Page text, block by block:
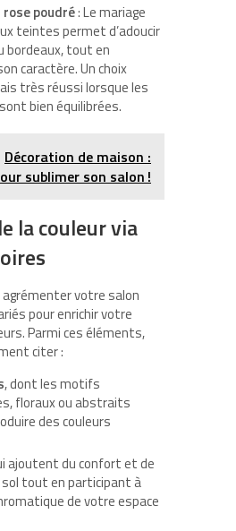
poudré: Le mariage
teintes permet d’adoucir
bordeaux, tout en
caractère. Un choix
très réussi lorsque les
bien équilibrées.
Décoration de maison :
sublimer son salon !
la couleur via
agrémenter votre salon
pour enrichir votre
Parmi ces éléments,
citer :
, dont les motifs
floraux ou abstraits
des couleurs
ajoutent du confort et de
sol tout en participant à
de votre espace